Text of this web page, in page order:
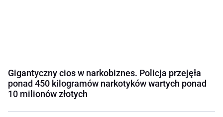
Gigantyczny cios w narkobiznes. Policja przejęła
ponad 450 kilogramów narkotyków wartych ponad
10 milionów złotych